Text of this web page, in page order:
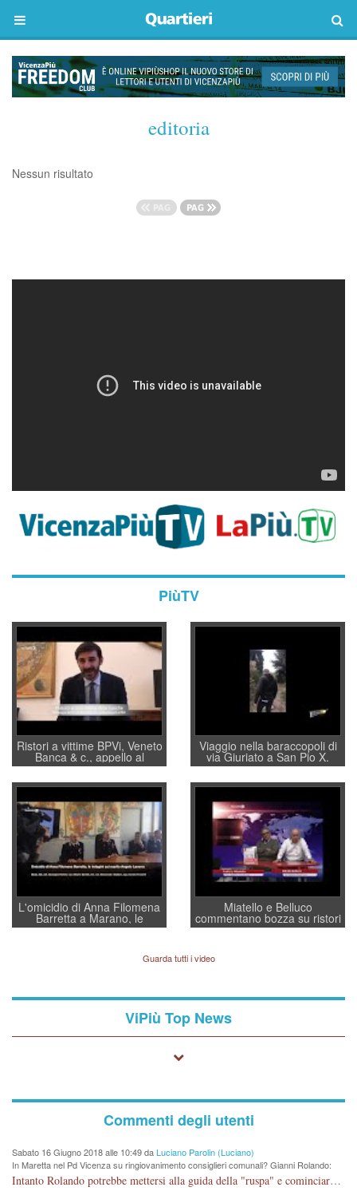
editoria
Nessun risultato
PiùTV
Ristori a vittime BPVi, Veneto
Banca & c., appello al
sottosegretario Alessio
Villarosa: per mettere ordine
convochi con Di Maio CNCU
a supporto della cabina di
regia al Mef
Viaggio nella baraccopoli di
via Giuriato a San Pio X.
Vicenza ai Vicentini: “faremo
un regalo di Natale ai
residenti”
L'omicidio di Anna Filomena
Barretta a Marano, le
indagini dei carabinieri di
quelle di... Barbara D'Urso
Miatello e Belluco
commentano bozza su ristori
BPVi e Veneto Banca
Guarda tutti i video
ViPiù Top News
Commenti degli utenti
Sabato 16 Giugno 2018 alle 10:49 daLuciano Parolin (Luciano)
In Maretta nel Pd Vicenza su ringiovanimento consiglieri comunali? Gianni Rolando:
"non mi dimetto". Angelo Tonello: "va bene così"
Intanto Rolando potrebbe mettersi alla guida della "ruspa" e cominciare a scavare l'acqua alle Maddalene, con tanti Auguri di Acque Vicentine, magari deviando il percorso della Bretella. Amen.